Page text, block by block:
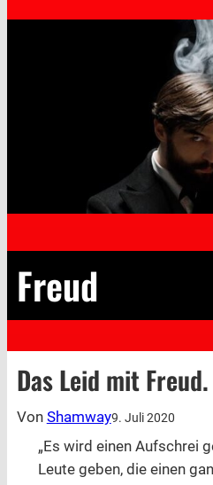
Freud
Das Leid mit Freud.
Von Shamway9. Juli 2020
„Es wird einen Aufschrei
Leute geben, die einen